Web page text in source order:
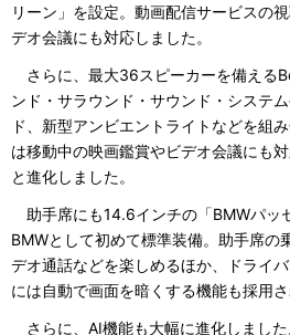
リーン」を設定。動画配信サービスの
デオ会議にも対応しました。
さらに、最大36スピーカーを備える
ンド・サラウンド・サウンド・システ
ド、新型アンビエントライトなどを組
は移動中の映画鑑賞やビデオ会議にも
と進化しました。
助手席にも14.6インチの「BMWパッ
BMWとして初めて標準装備。助手席の
デオ通話などを楽しめるほか、ドライ
には自動で画面を暗くする機能も採用さ
さらに、AI機能も大幅に進化しまし